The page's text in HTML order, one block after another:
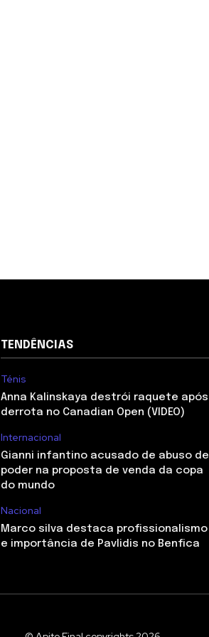
TENDÊNCIAS
Ténis
Anna Kalinskaya destrói raquete após
derrota no Canadian Open (VIDEO)
Internacional
Gianni infantino acusado de abuso de
poder na proposta de venda da copa
do mundo
Nacional
Marco silva destaca profissionalismo
e importância de Pavlidis no Benfica